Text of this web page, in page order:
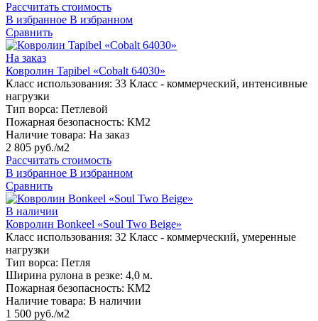
Рассчитать стоимость
В избранное В избранном
Сравнить
На заказ
Ковролин Tapibel «Cobalt 64030»
Класс использования: 33 Класс - коммерческий, интенсивные
нагрузки
Тип ворса: Петлевой
Пожарная безопасность: КМ2
Наличие товара: На заказ
2 805 руб./м2
Рассчитать стоимость
В избранное В избранном
Сравнить
В наличии
Ковролин Bonkeel «Soul Two Beige»
Класс использования: 32 Класс - коммерческий, умеренные
нагрузки
Тип ворса: Петля
Ширина рулона в резке: 4,0 м.
Пожарная безопасность: КМ2
Наличие товара: В наличии
1 500 руб./м2